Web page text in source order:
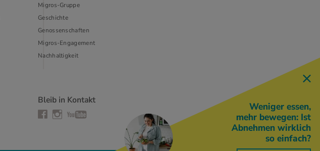
Migros-Gruppe
Geschichte
Genossenschaften
Migros-Engagement
Nachhaltigkeit
Bleib in Kontakt
Facebook
Instagram
YouTube
Weniger essen,
mehr bewegen: Ist
Abnehmen wirklich
so einfach?